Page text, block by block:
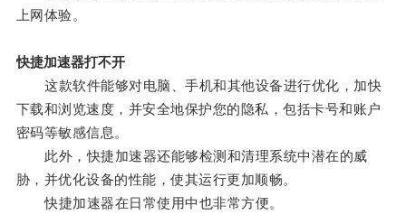
上网体验。
快捷加速器打不开
这款软件能够对电脑、手机和其他设备进行优化，加快
下载和浏览速度，并安全地保护您的隐私，包括卡号和账户
密码等敏感信息。
此外，快捷加速器还能够检测和清理系统中潜在的威
胁，并优化设备的性能，使其运行更加顺畅。
快捷加速器在日常使用中也非常方便。